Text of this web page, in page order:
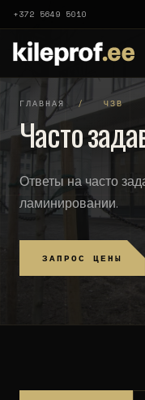
+372 5649 5010
ГЛАВНАЯ / ЧЗВ
Часто
Ответы на часто
ламинировании.
ЗАПРОС ЦЕНЫ